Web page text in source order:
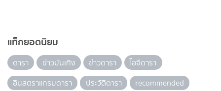
แท็กยอดนิยม
ดารา ข่าวบันเทิง ข่าวดารา
ไอจีดารา
อินสตราแกรมดารา
ประวัติดารา
recommended